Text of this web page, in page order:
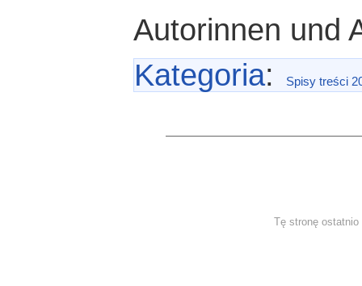
Autorinnen und
Kategoria: Spisy treści
Tę stronę ostatnio